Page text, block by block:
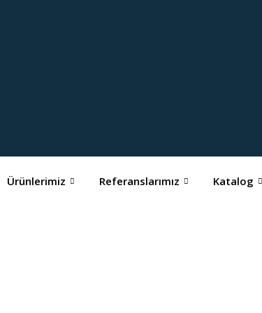
Ürünlerimiz Referanslarımız Katalog